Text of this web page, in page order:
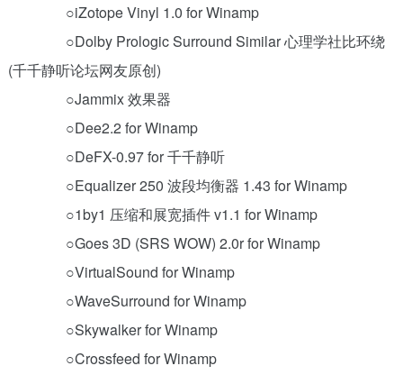
○iZotope Vinyl 1.0 for Winamp
○Dolby Prologic Surround Similar 心理学社比环绕
(千千静听论坛网友原创)
○Jammix 效果器
○Dee2.2 for Winamp
○DeFX-0.97 for 千千静听
○Equalizer 250 波段均衡器 1.43 for Winamp
○1by1 压缩和展宽插件 v1.1 for Winamp
○Goes 3D (SRS WOW) 2.0r for Winamp
○VirtualSound for Winamp
○WaveSurround for Winamp
○Skywalker for Winamp
○Crossfeed for Winamp